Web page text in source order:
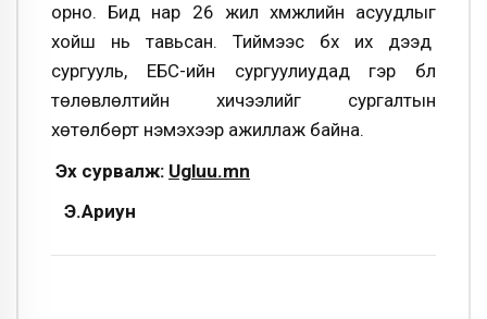
орно. Бид нар 26 жил хүмүүжлийн асуудлыг
хойш нь тавьсан. Тиймээс бүх их дээд
сургууль, ЕБС-ийн сургуулиудад гэр бүл
төлөвлөлтийн хичээлийг сургалтын
хөтөлбөрт нэмэхээр ажиллаж байна.
Эх сурвалж: Ugluu.mn
Э.Ариун